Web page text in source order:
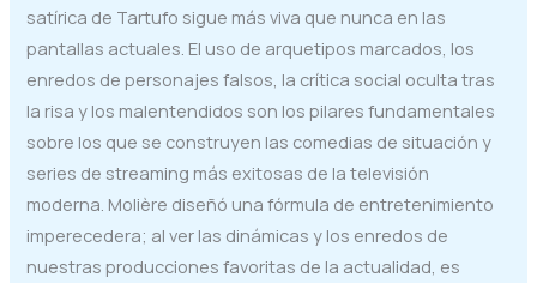
satírica de Tartufo sigue más viva que nunca en las
pantallas actuales. El uso de arquetipos marcados, los
enredos de personajes falsos, la crítica social oculta tras
la risa y los malentendidos son los pilares fundamentales
sobre los que se construyen las comedias de situación y
series de streaming más exitosas de la televisión
moderna. Molière diseñó una fórmula de entretenimiento
imperecedera; al ver las dinámicas y los enredos de
nuestras producciones favoritas de la actualidad, es